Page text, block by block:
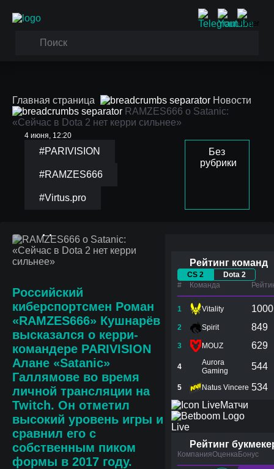
Главная страница
Новости
RAMZES666 о Satanic:
«Сейчас в Dota 2 нет керри сильнее»
4 июня, 12:20
#PARIVISION
#RAMZES666
#Virtus.pro
Без
рубрики
RAMZES666 о Satanic:
Российский
киберспортсмен Роман
«RAMZES666» Кушнарёв
высказался о керри-
командере PARIVISION
Алане «Satanic»
Галлямове во время
личной трансляции на
Twitch. Он отметил
высокий уровень игры и
сравнил его с
собственным пиком
формы в 2017 году.
Рейтинг команд
CS 2
Dota 2
#
Команда
1 Vitality 1000
2 Spirit 849
3 MOUZ 629
4
Aurora
Gaming
544
5 Natus Vincere 534
Матчи
Live
Рейтинг
КомпанияОценкаБонус